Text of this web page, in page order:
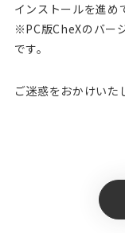
インストールを進め
※PC版CheXのバー
です。
ご迷惑をおかけいた